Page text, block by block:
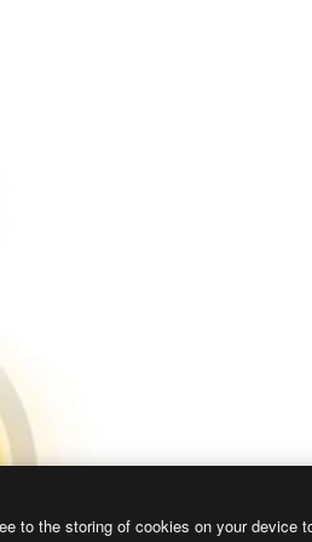
to the storing of cookies on your device